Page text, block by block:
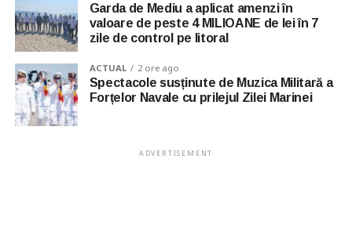
Garda de Mediu a aplicat amenzi în
valoare de peste 4 MILIOANE de lei în 7
zile de control pe litoral
ACTUAL 2 ore ago
Spectacole susținute de Muzica Militară a
Forțelor Navale cu prilejul Zilei Marinei
ADVERTISEMENT